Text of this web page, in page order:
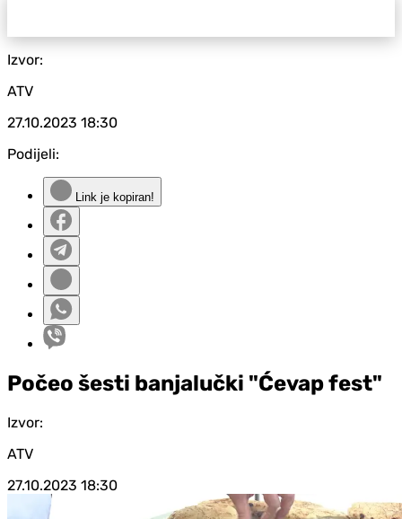
Izvor:
ATV
27.10.2023 18:30
Podijeli:
Link je kopiran!
Počeo šesti banjalučki "Ćevap fest"
Izvor:
ATV
27.10.2023 18:30